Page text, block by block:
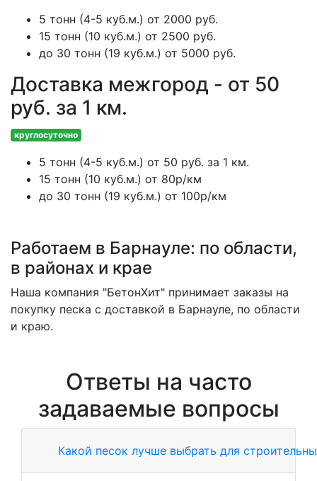
5 тонн (4-5 куб.м.) от 2000 руб.
15 тонн (10 куб.м.) от 2500 руб.
до 30 тонн (19 куб.м.) от 5000 руб.
Доставка межгород - от 50
руб. за 1 км.
круглосуточно
5 тонн (4-5 куб.м.) от 50 руб. за 1 км.
15 тонн (10 куб.м.) от 80р/км
до 30 тонн (19 куб.м.) от 100р/км
Работаем в Барнауле: по области,
в районах и крае
Наша компания "БетонХит" принимает заказы на
покупку песка с доставкой в Барнауле, по области
и краю.
Ответы на часто
задаваемые вопросы
Какой песок лучше выбрать для